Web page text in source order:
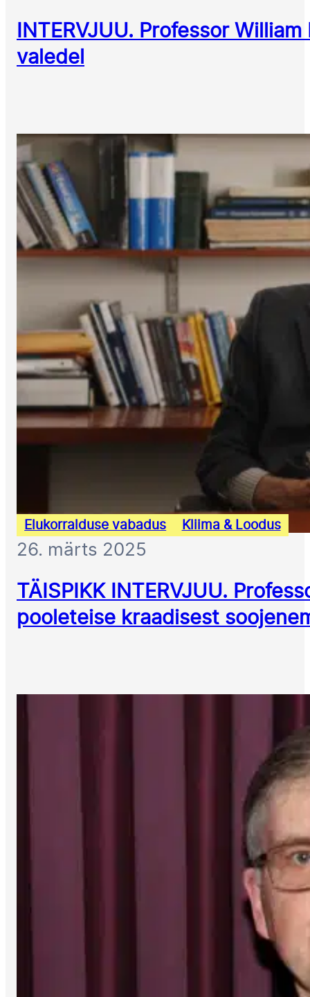
INTERVJUU. Professor
valedel
Elukorralduse vabadus Kliima & Loodus
26. märts 2025
TÄISPIKK INTERVJUU.
pooleteise kraadisest